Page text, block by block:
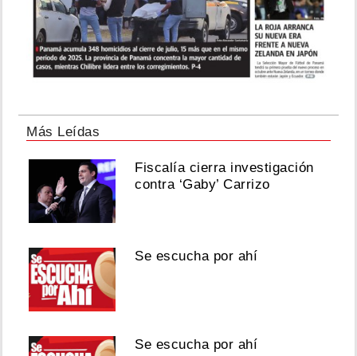
Más Leídas
Fiscalía cierra investigación
contra ‘Gaby’ Carrizo
Se escucha por ahí
Se escucha por ahí